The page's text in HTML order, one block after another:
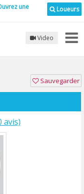
Loueurs
une
Video
Sauvegarder
avis)